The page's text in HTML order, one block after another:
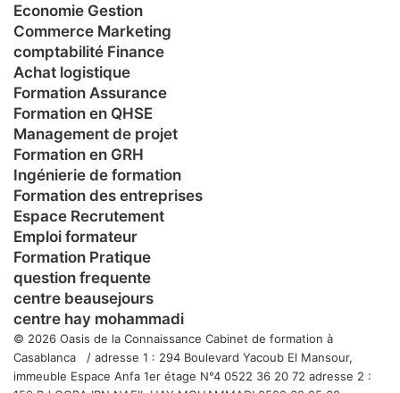
Economie Gestion
Commerce Marketing
comptabilité Finance
Achat logistique
Formation Assurance
Formation en QHSE
Management de projet
Formation en GRH
Ingénierie de formation
Formation des entreprises
Espace Recrutement
Emploi formateur
Formation Pratique
question frequente
centre beausejours
centre hay mohammadi
© 2026 Oasis de la Connaissance Cabinet de formation à
Casablanca / adresse 1 : 294 Boulevard Yacoub El Mansour,
immeuble Espace Anfa 1er étage N°4 0522 36 20 72 adresse 2 :